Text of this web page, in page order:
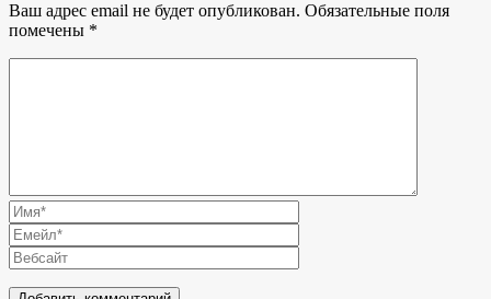
Ваш адрес email не будет опубликован. Обязательные поля
помечены *